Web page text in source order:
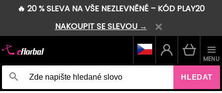
🔥 20 % SLEVA NA VŠE NEZLEVNĚNÉ – KÓD PLAY20
NAKOUPIT SE SLEVOU →
HLEDAT
MENU